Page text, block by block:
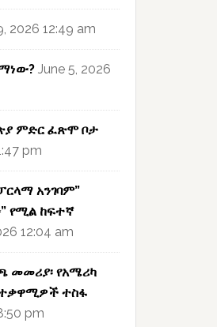
2026 12:49 am
ማነው? June 5, 2026
ምድር ፈጽሞ ቦታ
pm
አንገባም”
የሚል ከፍተኛ
12:04 am
መመሪያ፡ የአሜሪካ
ተስፋ
pm